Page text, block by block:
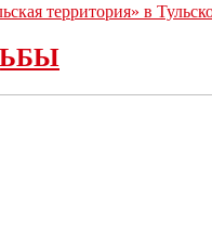
территория» в